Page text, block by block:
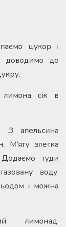
цукор і
доводимо до
сік в
З апельсина
М’яту злегка
туди
воду.
і можна
лимонад.